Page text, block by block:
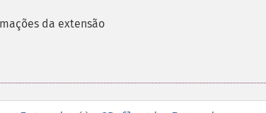
da extensão